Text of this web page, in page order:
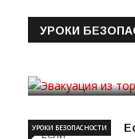
УРОКИ
УРОКИ БЕЗОПАСНОСТИ